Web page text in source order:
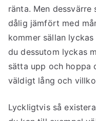
ränta. Men
dålig jämfört med
kommer sällan
du dessutom lyckas
sätta upp och hoppa
väldigt lång och
Lyckligtvis så